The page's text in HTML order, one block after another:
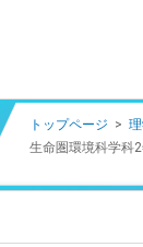
学長挨拶
建学の精神/教
トップページ >
生命圏環境科学科